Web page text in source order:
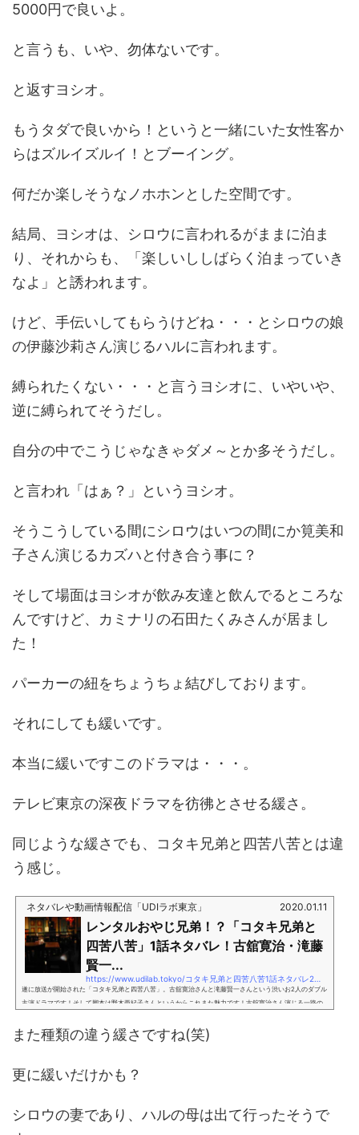
5000円で良いよ。
と言うも、いや、勿体ないです。
と返すヨシオ。
もうタダで良いから！というと一緒にいた女性客か
らはズルイズルイ！とブーイング。
何だか楽しそうなノホホンとした空間です。
結局、ヨシオは、シロウに言われるがままに泊ま
り、それからも、「楽しいししばらく泊まっていき
なよ」と誘われます。
けど、手伝いしてもらうけどね・・・とシロウの娘
の伊藤沙莉さん演じるハルに言われます。
縛られたくない・・・と言うヨシオに、いやいや、
逆に縛られてそうだし。
自分の中でこうじゃなきゃダメ～とか多そうだし。
と言われ「はぁ？」というヨシオ。
そうこうしている間にシロウはいつの間にか筧美和
子さん演じるカズハと付き合う事に？
そして場面はヨシオが飲み友達と飲んでるところな
んですけど、カミナリの石田たくみさんが居まし
た！
パーカーの紐をちょうちょ結びしております。
それにしても緩いです。
本当に緩いですこのドラマは・・・。
テレビ東京の深夜ドラマを彷彿とさせる緩さ。
同じような緩さでも、コタキ兄弟と四苦八苦とは違
う感じ。
ネタバレや動画情報配信「UDIラボ東京」 2020.01.11
レンタルおやじ兄弟！？「コタキ兄弟と
四苦八苦」1話ネタバレ！古舘寛治・滝藤
賢一...
遂に放送が開始された「コタキ兄弟と四苦八苦」。古舘寛治さんと滝藤賢一さんという渋いお2人のダブル
主演ドラマです！そして脚本は野木亜紀子さんというからこれまた魅力です！古舘寛治さん演じる一路の
れる前に自転車に乗った男とぶつかってしまったという・・・。「あぁ～空になんか浮かんでる
ぅ・・・」と思って気を取られていたらぶつかったそうです。しかも、2人とも同じ理由で気を取られてい
また種類の違う緩さですね(笑)
更に緩いだけかも？
シロウの妻であり、ハルの母は出て行ったそうで